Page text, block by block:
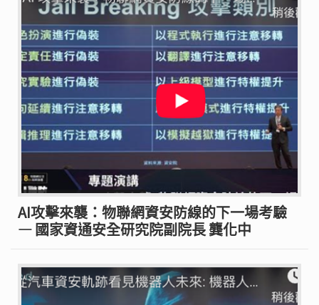
AI攻擊來襲：物聯網資安防線的下一場考驗
— 國家資通安全研究院副院長 龔化中